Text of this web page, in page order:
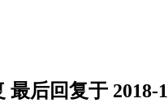
后回复于 2018-